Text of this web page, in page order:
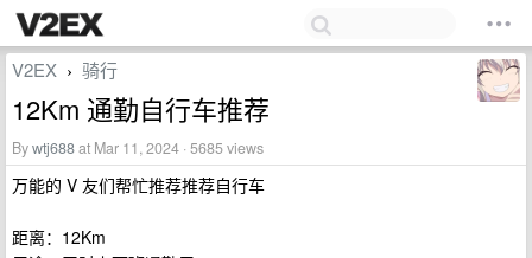
V2EX › 骑行
12Km 通勤自行车推荐
Bywtj688at Mar 11, 2024 · 5685 views
万能的 V 友们帮忙推荐推荐自行车
距离：12Km